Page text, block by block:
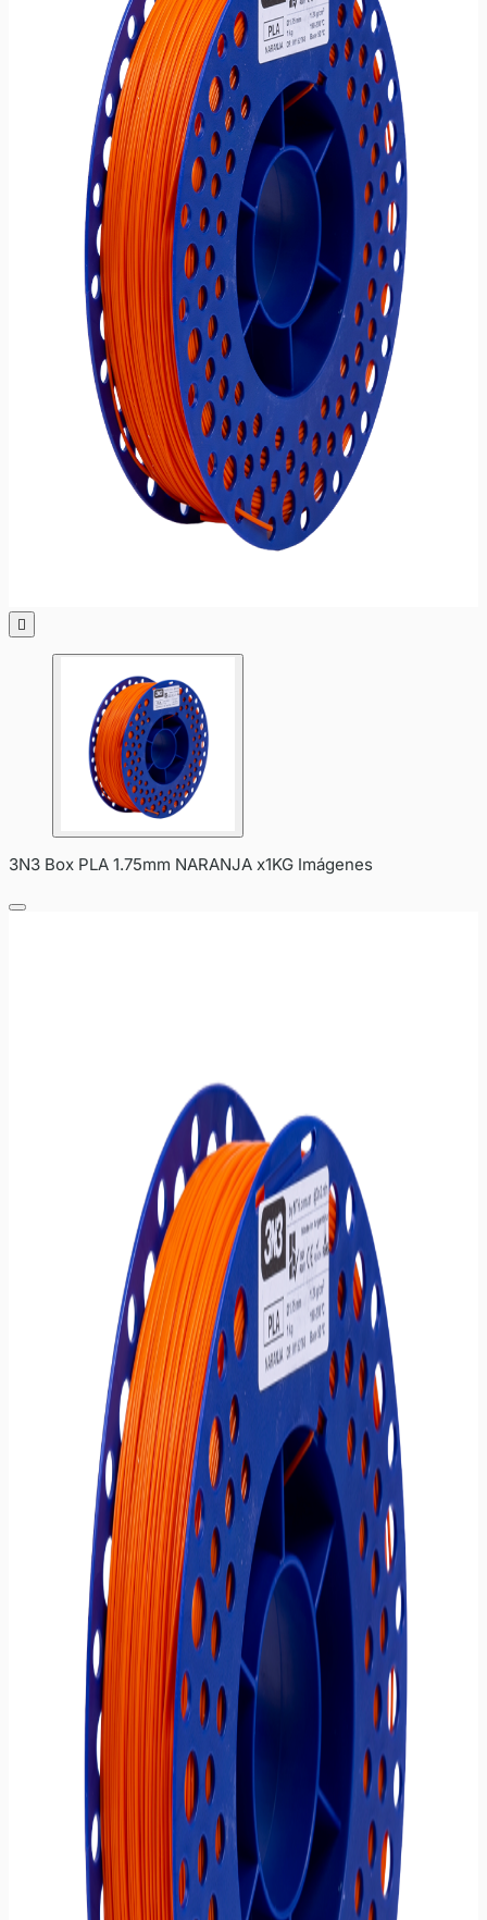

3N3 Box PLA 1.75mm NARANJA x1KG Imágenes